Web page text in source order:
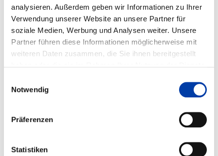
analysieren. Außerdem geben wir Informationen zu Ihrer
Verwendung unserer Website an unsere Partner für
soziale Medien, Werbung und Analysen weiter. Unsere
Partner führen diese Informationen möglicherweise mit
weiteren Daten zusammen, die Sie ihnen bereitgestellt
Notwendig
Präferenzen
Statistiken
Laufzeit: 01.06.2003 - 30.09.2005
ENTWICKLUNG EINES MESSVERFAHRENS F
LEKTRONENSTRAHLES AN ATMOSPHÄRE